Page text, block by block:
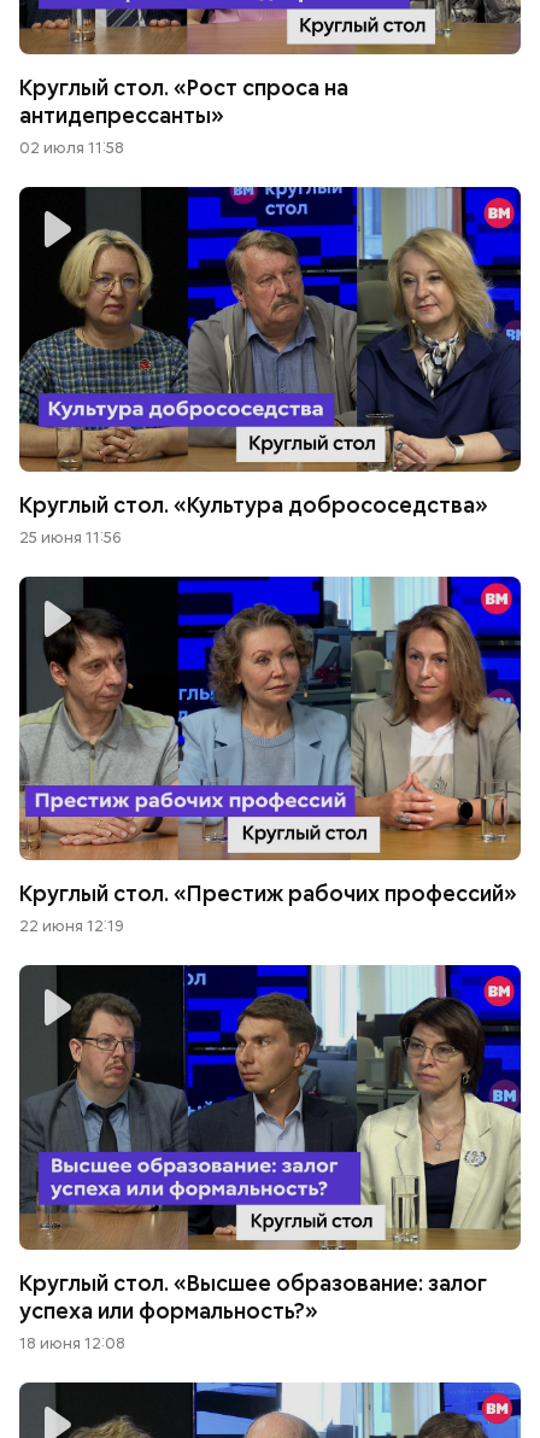
Круглый стол. «Рост спроса на
антидепрессанты»
02 июля 11:58
Круглый стол. «Культура добрососедства»
25 июня 11:56
Круглый стол. «Престиж рабочих профессий»
22 июня 12:19
Круглый стол. «Высшее образование: залог
успеха или формальность?»
18 июня 12:08